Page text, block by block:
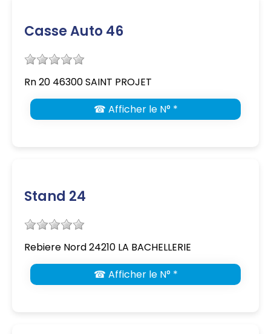
Casse Auto 46
Rn 20 46300 SAINT PROJET
☎ Afficher le N° *
Stand 24
Rebiere Nord 24210 LA BACHELLERIE
☎ Afficher le N° *